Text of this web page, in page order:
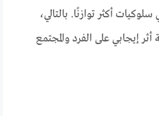
أكثر توازنًا. بالتالي،
إيجابي على الفرد والمجتمع